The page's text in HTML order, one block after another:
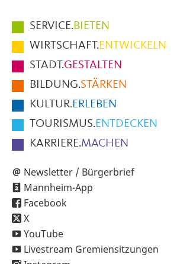
Hauptmenüpunkte
im
Fußbereich
der
Seite
SERVICE.BIETEN
WIRTSCHAFT.ENTWICKELN
STADT.GESTALTEN
BILDUNG.STÄRKEN
KULTUR.ERLEBEN
TOURISMUS.ENTDECKEN
KARRIERE.MACHEN
Newsletter / Bürgerbrief
Mannheim-App
Facebook
X
YouTube
Livestream Gremiensitzungen